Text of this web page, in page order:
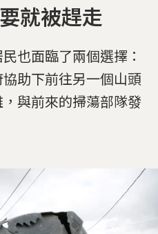
就被趕走
也面臨了兩個選擇：
助下前往另一個山頭
與前來的掃蕩部隊發